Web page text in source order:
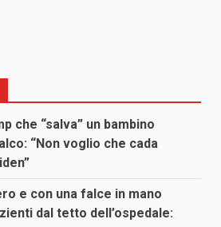
che “salva” un bambino
“Non voglio che cada
e con una falce in mano
dal tetto dell’ospedale: